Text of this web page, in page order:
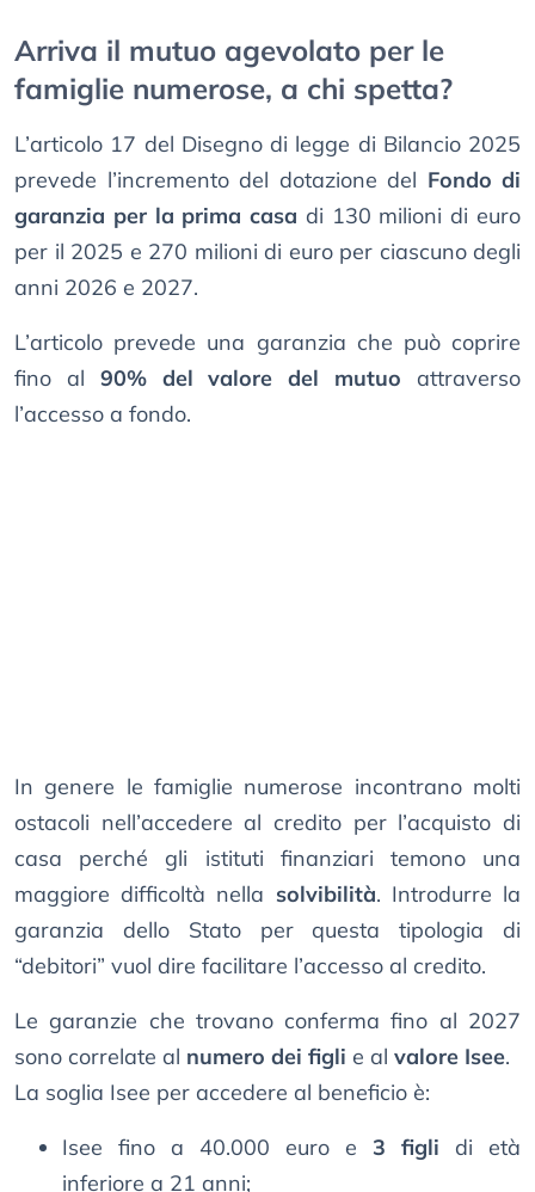
Arriva il mutuo agevolato per le
famiglie numerose, a chi spetta?
L’articolo 17 del Disegno di legge di Bilancio 2025
prevede l’incremento del dotazione del Fondo di
garanzia per la prima casa di 130 milioni di euro
per il 2025 e 270 milioni di euro per ciascuno degli
anni 2026 e 2027.
L’articolo prevede una garanzia che può coprire
fino al 90% del valore del mutuo attraverso
l’accesso a fondo.
In genere le famiglie numerose incontrano molti
ostacoli nell’accedere al credito per l’acquisto di
casa perché gli istituti finanziari temono una
maggiore difficoltà nella solvibilità. Introdurre la
garanzia dello Stato per questa tipologia di
“debitori” vuol dire facilitare l’accesso al credito.
Le garanzie che trovano conferma fino al 2027
sono correlate al numero dei figli e al valore Isee.
La soglia Isee per accedere al beneficio è:
Isee fino a 40.000 euro e 3 figli di età
inferiore a 21 anni;